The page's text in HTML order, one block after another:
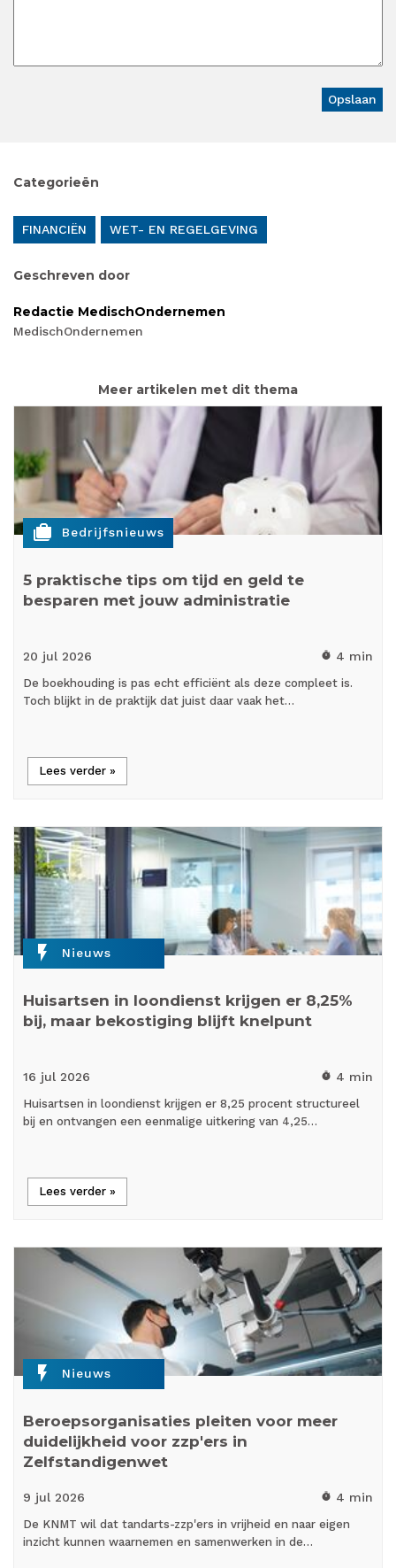
Categorieën
FINANCIËN WET- EN REGELGEVING
Geschreven door
Redactie MedischOndernemen
MedischOndernemen
Meer artikelen met dit thema
cases Bedrijfsnieuws
5 praktische tips om tijd en geld te
besparen met jouw administratie
20 jul 2026 timer 4 min
De boekhouding is pas echt efficiënt als deze compleet is.
Toch blijkt in de praktijk dat juist daar vaak het…
Lees verder »
flash_on Nieuws
Huisartsen in loondienst krijgen er 8,25%
bij, maar bekostiging blijft knelpunt
16 jul 2026 timer 4 min
Huisartsen in loondienst krijgen er 8,25 procent structureel
bij en ontvangen een eenmalige uitkering van 4,25…
Lees verder »
flash_on Nieuws
Beroepsorganisaties pleiten voor meer
duidelijkheid voor zzp'ers in
Zelfstandigenwet
9 jul 2026 timer 4 min
De KNMT wil dat tandarts-zzp'ers in vrijheid en naar eigen
inzicht kunnen waarnemen en samenwerken in de…